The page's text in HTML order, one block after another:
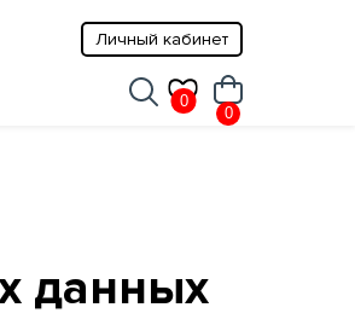
0
Личный кабинет
0
данных